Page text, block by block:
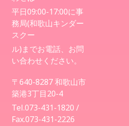
平日09:00-17:00に事
務局(和歌山キンダー
スクー
ル)までお電話、お問
い合わせください。
〒640-8287 和歌山市
築港3丁目20-4
Tel.073-431-1820 /
Fax.073-431-2226